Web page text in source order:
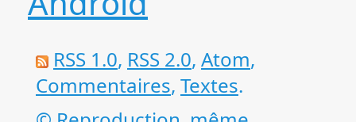
RSS 1.0, RSS 2.0, Atom,
Commentaires, Textes.